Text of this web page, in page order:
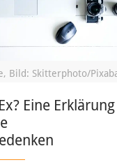
Bild: Skitterphoto/
Eine Erklärung